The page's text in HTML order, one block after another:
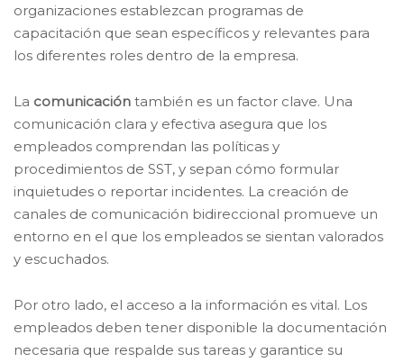
organizaciones establezcan programas de
capacitación que sean específicos y relevantes para
los diferentes roles dentro de la empresa.
La comunicación también es un factor clave. Una
comunicación clara y efectiva asegura que los
empleados comprendan las políticas y
procedimientos de SST, y sepan cómo formular
inquietudes o reportar incidentes. La creación de
canales de comunicación bidireccional promueve un
entorno en el que los empleados se sientan valorados
y escuchados.
Por otro lado, el acceso a la información es vital. Los
empleados deben tener disponible la documentación
necesaria que respalde sus tareas y garantice su